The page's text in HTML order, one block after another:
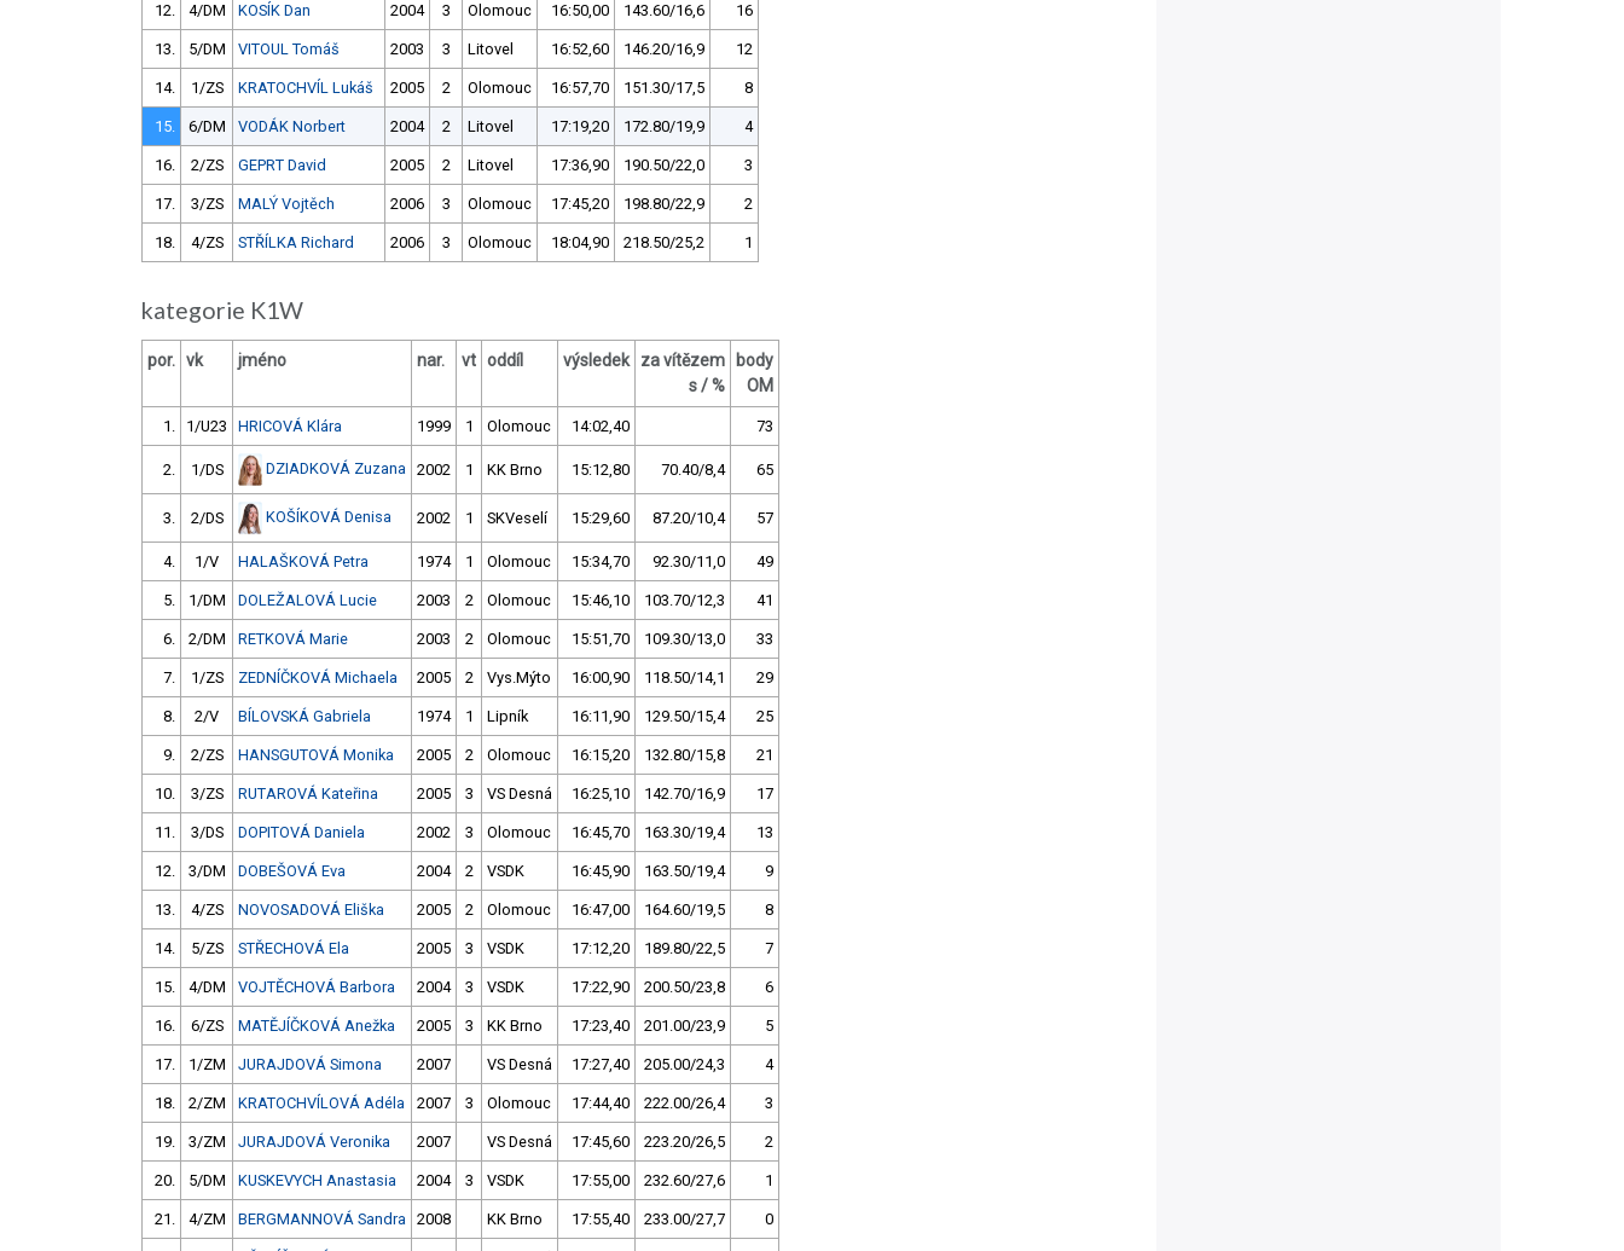
12. 4/DM KOSÍK Dan 2004 3 Olomouc 16:50,00 143.60/16,6 16
13. 5/DM VITOUL Tomáš 2003 3 Litovel 16:52,60 146.20/16,9 12
14. 1/ZS KRATOCHVÍL Lukáš 2005 2 Olomouc 16:57,70 151.30/17,5 8
15. 6/DM VODÁK Norbert 2004 2 Litovel 17:19,20 172.80/19,9 4
16. 2/ZS GEPRT David 2005 2 Litovel 17:36,90 190.50/22,0 3
17. 3/ZS MALÝ Vojtěch 2006 3 Olomouc 17:45,20 198.80/22,9 2
18. 4/ZS STŘÍLKA Richard 2006 3 Olomouc 18:04,90 218.50/25,2 1
kategorie K1W
por. vk jméno nar. vt oddíl výsledek
za vítězem
s / %
body
OM
1. 1/U23 HRICOVÁ Klára 1999 1 Olomouc 14:02,40 73
2. 1/DS DZIADKOVÁ Zuzana 2002 1 KK Brno 15:12,80 70.40/8,4 65
3. 2/DS KOŠÍKOVÁ Denisa 2002 1 SKVeselí 15:29,60 87.20/10,4 57
4. 1/V HALAŠKOVÁ Petra 1974 1 Olomouc 15:34,70 92.30/11,0 49
5. 1/DM DOLEŽALOVÁ Lucie 2003 2 Olomouc 15:46,10 103.70/12,3 41
6. 2/DM RETKOVÁ Marie 2003 2 Olomouc 15:51,70 109.30/13,0 33
7. 1/ZS ZEDNÍČKOVÁ Michaela 2005 2 Vys.Mýto 16:00,90 118.50/14,1 29
8. 2/V BÍLOVSKÁ Gabriela 1974 1 Lipník 16:11,90 129.50/15,4 25
9. 2/ZS HANSGUTOVÁ Monika 2005 2 Olomouc 16:15,20 132.80/15,8 21
10. 3/ZS RUTAROVÁ Kateřina 2005 3 VS Desná 16:25,10 142.70/16,9 17
11. 3/DS DOPITOVÁ Daniela 2002 3 Olomouc 16:45,70 163.30/19,4 13
12. 3/DM DOBEŠOVÁ Eva 2004 2 VSDK 16:45,90 163.50/19,4 9
13. 4/ZS NOVOSADOVÁ Eliška 2005 2 Olomouc 16:47,00 164.60/19,5 8
14. 5/ZS STŘECHOVÁ Ela 2005 3 VSDK 17:12,20 189.80/22,5 7
15. 4/DM VOJTĚCHOVÁ Barbora 2004 3 VSDK 17:22,90 200.50/23,8 6
16. 6/ZS MATĚJÍČKOVÁ Anežka 2005 3 KK Brno 17:23,40 201.00/23,9 5
17. 1/ZM JURAJDOVÁ Simona 2007 VS Desná 17:27,40 205.00/24,3 4
18. 2/ZM KRATOCHVÍLOVÁ Adéla 2007 3 Olomouc 17:44,40 222.00/26,4 3
19. 3/ZM JURAJDOVÁ Veronika 2007 VS Desná 17:45,60 223.20/26,5 2
20. 5/DM KUSKEVYCH Anastasia 2004 3 VSDK 17:55,00 232.60/27,6 1
21. 4/ZM BERGMANNOVÁ Sandra 2008 KK Brno 17:55,40 233.00/27,7 0